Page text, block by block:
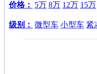
价格： 5万 8万 12万 15万
级别： 微型车 小型车 紧